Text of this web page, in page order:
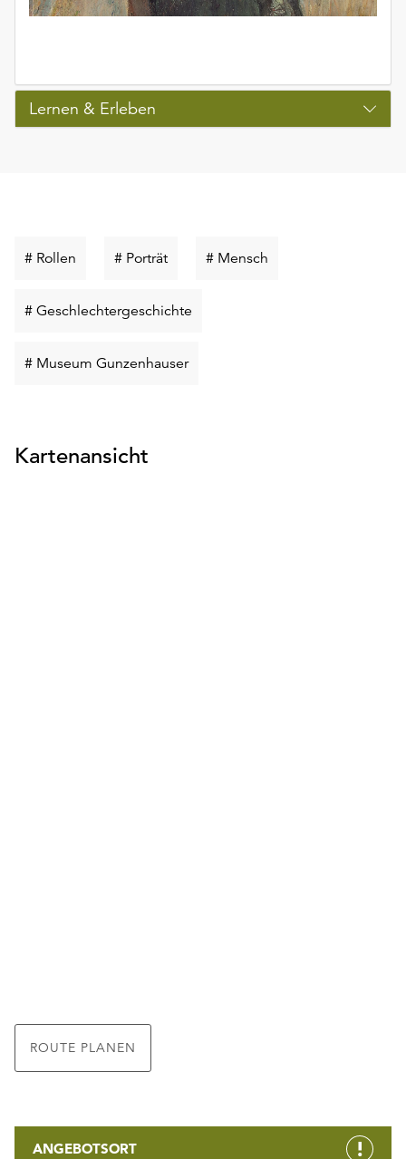
Lernen & Erleben
# Rollen Schlüsselwort
# PorträtSchlüsselwort
# Mensch
# Geschlechtergeschichte
# Museum GunzenhauserSchlüsselwort
Kartenansicht
ROUTE PLANEN
ANGEBOTSORT